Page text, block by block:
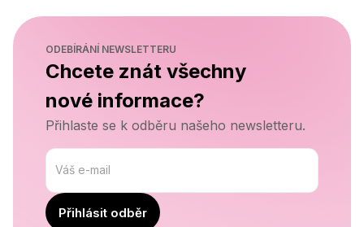
ODEBÍRÁNÍ NEWSLETTERU
Chcete znát všechny
nové informace?
Přihlaste se k odběru našeho newsletteru.
Váš e-mail
Přihlásit odběr